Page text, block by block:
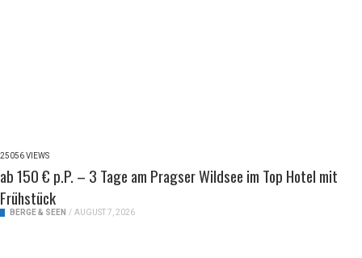
25056 VIEWS
ab 150 € p.P. – 3 Tage am Pragser Wildsee im Top Hotel mit
Frühstück
BERGE & SEEN / AUGUST 7, 2026